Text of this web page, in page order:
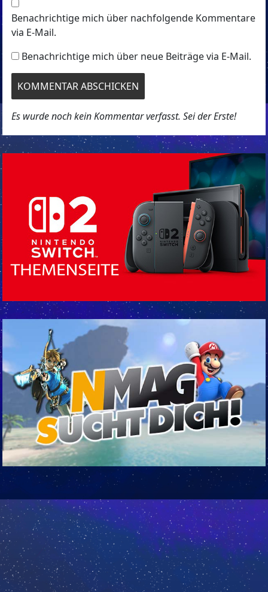
Benachrichtige mich über nachfolgende Kommentare
via E-Mail.
Benachrichtige mich über neue Beiträge via E-Mail.
Es wurde noch kein Kommentar verfasst. Sei der Erste!